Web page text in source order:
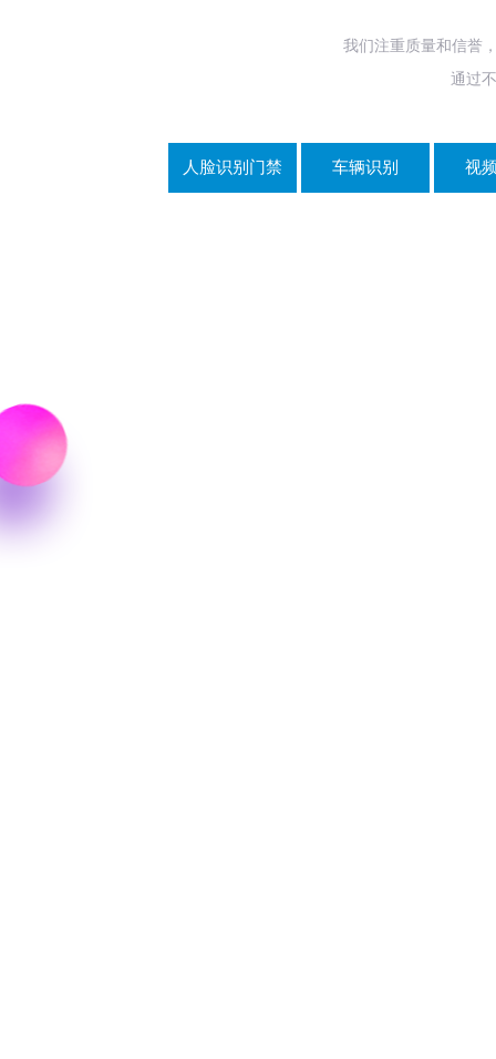
我们注重质量和信誉
通过
人脸识别门禁 车辆识别 视